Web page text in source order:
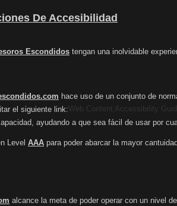
De Accesibilidad
Escondidos tengan una inolvidable
hace uso de un conjunto de
el siguiente link:Web Content Accessibility
ayudando a que sea fácil de usar por
Level AAA para poder abarcar la mayor
alcance la meta de poder operar con un nivel